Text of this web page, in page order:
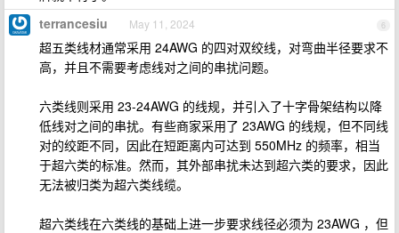
6
terrancesiu May 11, 2024
超五类线材通常采用 24AWG 的四对双绞线，对弯曲半径要求不
高，并且不需要考虑线对之间的串扰问题。
六类线则采用 23-24AWG 的线规，并引入了十字骨架结构以降
低线对之间的串扰。有些商家采用了 23AWG 的线规，但不同线
对的绞距不同，因此在短距离内可达到 550MHz 的频率，相当
于超六类的标准。然而，其外部串扰未达到超六类的要求，因此
无法被归类为超六类线缆。
超六类线在六类线的基础上进一步要求线径必须为 23AWG ，但